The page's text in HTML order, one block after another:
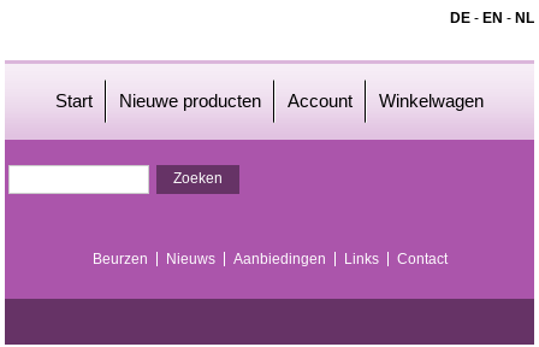
DE- EN - NL
Start Nieuwe producten Account Winkelwagen
Beurzen Nieuws Aanbiedingen Links Contact